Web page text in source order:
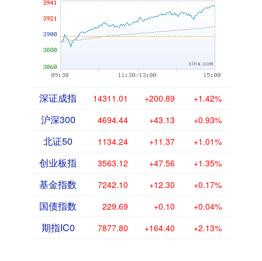
深证成指 14311.01 +200.89 +1.42%
沪深300 4694.44 +43.13 +0.93%
北证50 1134.24 +11.37 +1.01%
创业板指 3563.12 +47.56 +1.35%
基金指数 7242.10 +12.30 +0.17%
国债指数 229.69 +0.10 +0.04%
期指IC0 7877.80 +164.40 +2.13%